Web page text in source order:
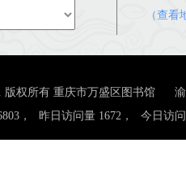
（查看
版权所有 重庆市万盛区图书馆
，
昨日访问量 1672， 今日访